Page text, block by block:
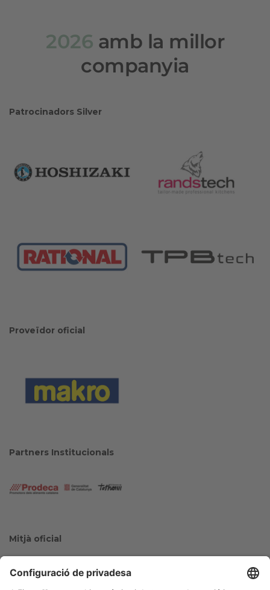
2026 amb la millor
companyia
Patrocinadors Silver
Proveïdor oficial
Partners Institucionals
Mitjà oficial